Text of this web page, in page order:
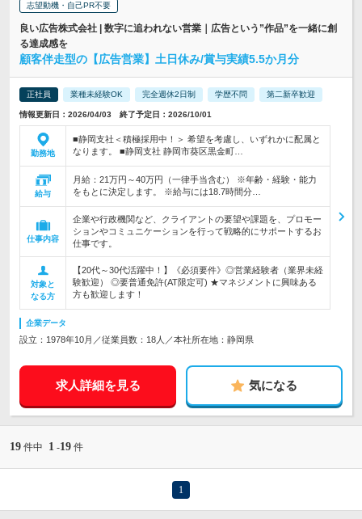
志望動機・自己PR不要
良い広告株式会社 | 数字に追われない営業｜広告という”作品”を一緒に創
る達成感を
顧客伴走型の【広告営業】土日休み/賞与実績5.5か月分
正社員 業種未経験OK 完全週休2日制 学歴不問 第二新卒歓迎
情報更新日：2026/04/03 終了予定日：2026/10/01
勤務地
■静岡支社＜積極採用中！＞ 希望を考慮し、いずれかに配属と
なります。 ■静岡支社 静岡市葵区黒金町…
給与
月給：21万円～40万円（一律手当含む） ※年齢・経験・能力
をもとに決定します。 ※給与には18.7時間分…
仕事内容
企業や行政機関など、クライアントの要望や課題を、プロモー
ションやコミュニケーションを行って戦略的にサポートするお
仕事です。
対象と
なる方
【20代～30代活躍中！】《必須要件》◎営業経験者（業界未経
験歓迎） ◎要普通免許(AT限定可) ★マネジメントに興味ある
方も歓迎します！
企業データ
設立：1978年10月／従業員数：18人／本社所在地：静岡県
求人詳細を見る 気になる
19 件中 1 -19 件
1